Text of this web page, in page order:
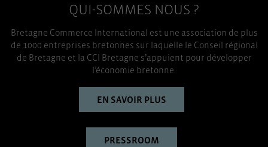
QUI-SOMMES NOUS ?
Bretagne Commerce International est une association de plus
de 1000 entreprises bretonnes sur laquelle le Conseil régional
de Bretagne et la CCI Bretagne s’appuient pour développer
l’économie bretonne.
EN SAVOIR PLUS
PRESSROOM